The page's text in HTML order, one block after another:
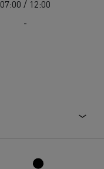
07:00 / 12:00
-